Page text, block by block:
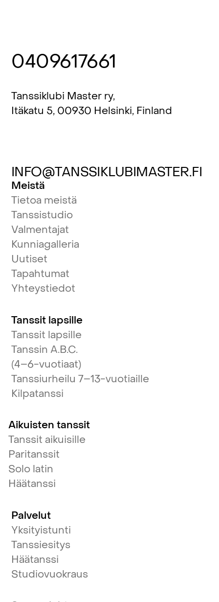
0409617661
Tanssiklubi Master ry,
Itäkatu 5, 00930 Helsinki, Finland
INFO@TANSSIKLUBIMASTER.FI
Meistä
Tietoa meistä
Tanssistudio
Valmentajat
Kunniagalleria
Uutiset
Tapahtumat
Yhteystiedot
Tanssit lapsille
Tanssit lapsille
Tanssin A.B.C.
(4–6-vuotiaat)
Tanssiurheilu 7–13-vuotiaille
Kilpatanssi
Aikuisten tanssit
Tanssit aikuisille
Paritanssit
Solo latin
Häätanssi
Palvelut
Yksityistunti
Tanssiesitys
Häätanssi
Studiovuokraus